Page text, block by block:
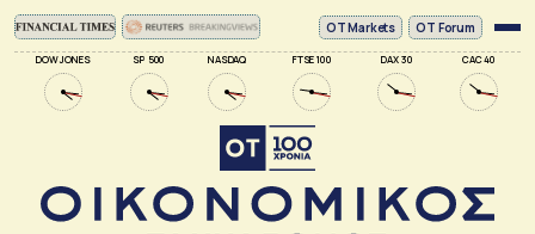
DOW JONES SP 500 NASDAQ FTSE 100 DAX 30 CAC 40
ΟΤ Markets OT Forum